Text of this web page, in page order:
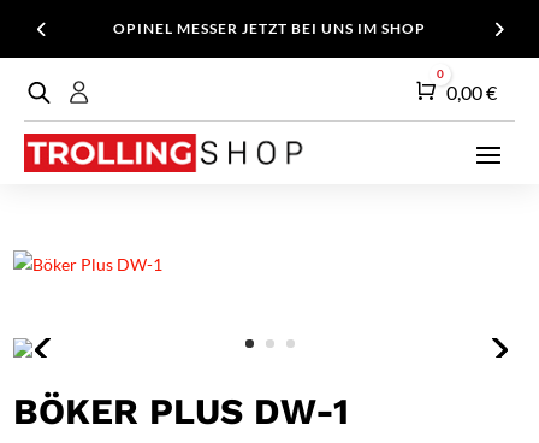
OPINEL MESSER JETZT BEI UNS IM SHOP
Warenkorb
0
0,00€
BÖKER PLUS DW-1